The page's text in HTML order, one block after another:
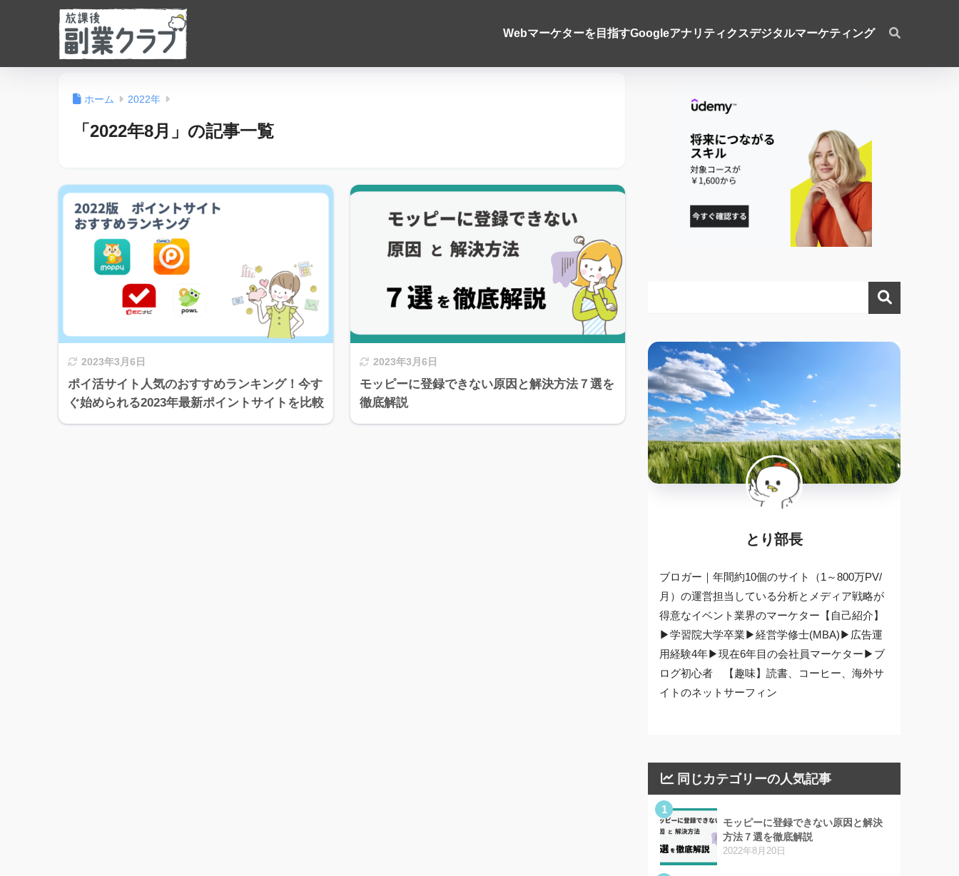
Webマーケターを目指すGoogleアナリティクスデジタルマーケティング
ホーム 2022年
「2022年8月」の記事一覧
2023年3月6日
ポイ活サイト人気のおすすめランキング！今す
ぐ始められる2023年最新ポイントサイトを比較
2023年3月6日
モッピーに登録できない原因と解決方法７選を
徹底解説
とり部長
ブロガー｜年間約10個のサイト（1～800万PV/
月）の運営担当している分析とメディア戦略が
得意なイベント業界のマーケター【自己紹介】
▶学習院大学卒業▶経営学修士(MBA)▶広告運
用経験4年▶現在6年目の会社員マーケター▶ブ
ログ初心者 【趣味】読書、コーヒー、海外サ
イトのネットサーフィン
同じカテゴリーの人気記事
1
モッピーに登録できない原因と解決
方法７選を徹底解説
2022年8月20日